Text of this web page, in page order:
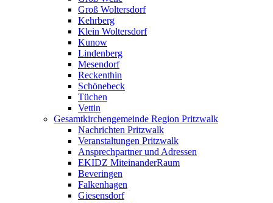
Groß Woltersdorf
Kehrberg
Klein Woltersdorf
Kunow
Lindenberg
Mesendorf
Reckenthin
Schönebeck
Tüchen
Vettin
Gesamtkirchengemeinde Region Pritzwalk
Nachrichten Pritzwalk
Veranstaltungen Pritzwalk
Ansprechpartner und Adressen
EKIDZ MiteinanderRaum
Beveringen
Falkenhagen
Giesensdorf